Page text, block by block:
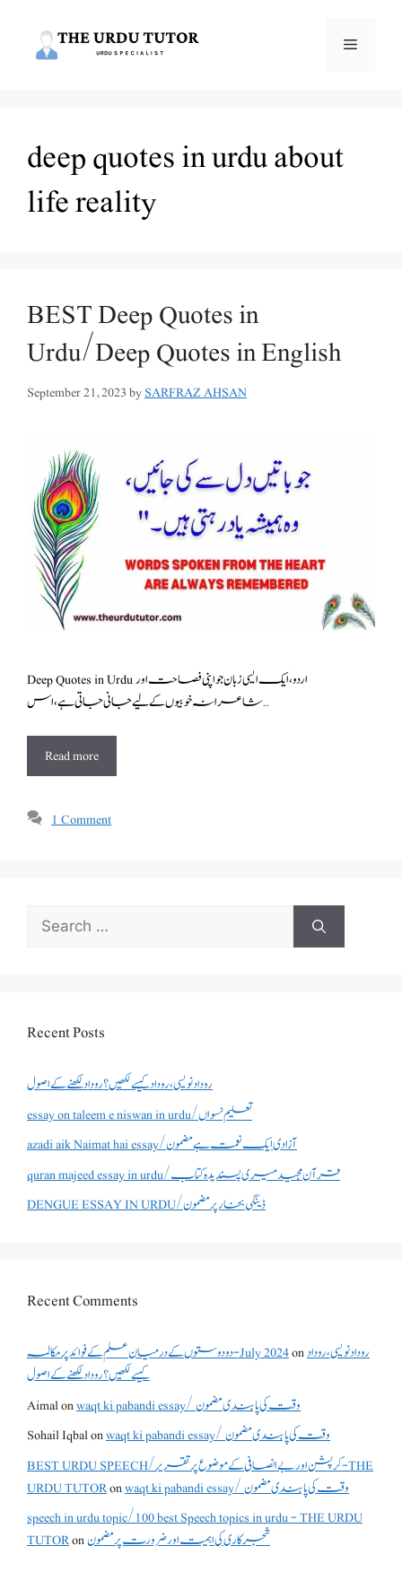
Menu
deep quotes in urdu about
life reality
BEST Deep Quotes in
Urdu/Deep Quotes in English
September 21, 2023bySARFRAZ AHSAN
Deep Quotes in Urdu اردو، ایک ایسی زبان جو اپنی فصاحت اور
شاعرانہ خوبیوں کے لیے جانی جاتی ہے، اس …
Read more
1 Comment
Search
for:
Recent Posts
روداد نویسی ،روداد کیسے لکھیں؟ روداد لکھنے کے اصول
essay on taleem e niswan in urdu/تعلیم نسواں
azadi aik Naimat hai essay/آزادی ایک نعمت ہے مضمون
quran majeed essay in urdu/قرآن مجید میری پسندیدہ کتاب
DENGUE ESSAY IN URDU/ڈینگی بخار پر مضمون
Recent Comments
دو دوستوں کے درمیان علم کے فوائد پر مکالمہ - July 2024onروداد نویسی ،روداد
کیسے لکھیں؟ روداد لکھنے کے اصول
Aimalon
waqt ki pabandi essay/ وقت کی پابندی مضمون
Sohail Iqbalon
waqt ki pabandi essay/ وقت کی پابندی مضمون
BEST URDU SPEECH/کرپشن اور بے انصافی کے موضوع پر تقریر - THE
URDU TUTORon
waqt ki pabandi essay/ وقت کی پابندی مضمون
speech in urdu topic/100 best Speech topics in urdu - THE URDU
TUTORonشجرکاری کی اہمیت اور ضرورت پر مضمون